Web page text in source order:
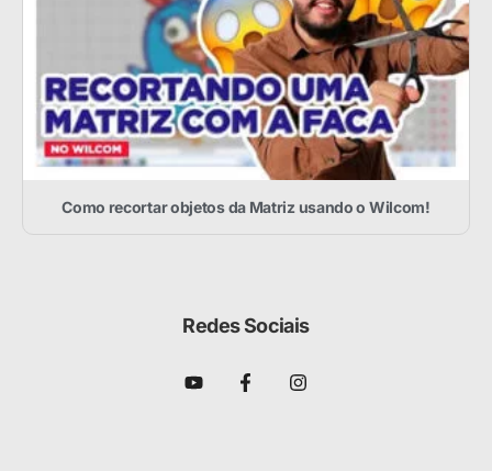
Como recortar objetos da Matriz usando o Wilcom!
Redes Sociais